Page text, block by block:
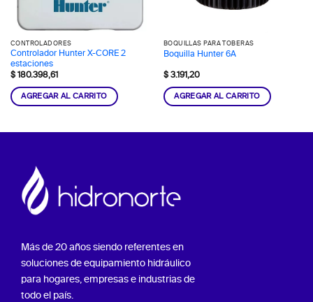
CONTROLADORES
Controlador Hunter X-CORE 2
estaciones
$180.398,61
AGREGAR AL CARRITO
BOQUILLAS PARA TOBERAS
Boquilla Hunter 6A
$3.191,20
AGREGAR AL CARRITO
Más de 20 años siendo referentes en
soluciones de equipamiento hidráulico
para hogares, empresas e industrias de
todo el país.